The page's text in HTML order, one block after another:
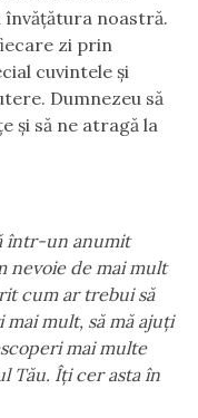
învăţătura noastră.
zi prin
cuvintele şi
Dumnezeu să
şi să ne atragă la
într-un anumit
nevoie de mai mult
cum ar trebui să
mult, să mă ajuţi
mai multe
Tău. Îţi cer asta în